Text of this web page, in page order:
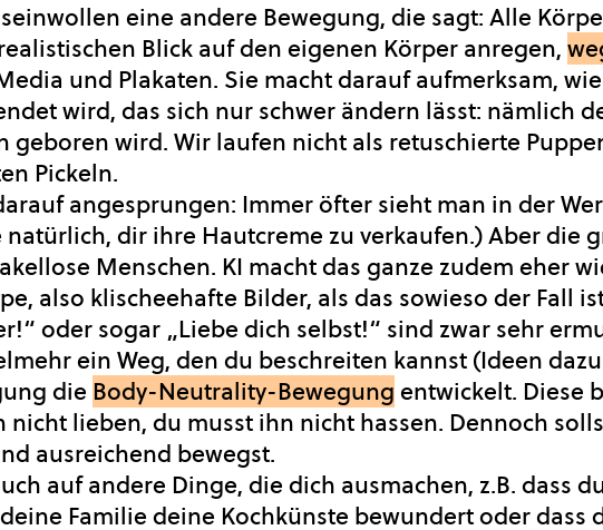
eine andere Bewegung, die sagt: Alle
Blick auf den eigenen Körper anregen,
und Plakaten. Sie macht darauf aufmerksam,
wird, das sich nur schwer ändern lässt: nämlich
geboren wird. Wir laufen nicht als retuschierte
Pickeln.
angesprungen: Immer öfter sieht man in der
natürlich, dir ihre Hautcreme zu verkaufen.) Aber die
Menschen. KI macht das ganze zudem eher
also klischeehafte Bilder, als das sowieso der Fall
oder sogar „Liebe dich selbst!“ sind zwar sehr
ein Weg, den du beschreiten kannst (Ideen
die Body-Neutrality-Bewegung entwickelt. Diese
lieben, du musst ihn nicht hassen. Dennoch
ausreichend bewegst.
auf andere Dinge, die dich ausmachen, z.B. dass
Familie deine Kochkünste bewundert oder dass